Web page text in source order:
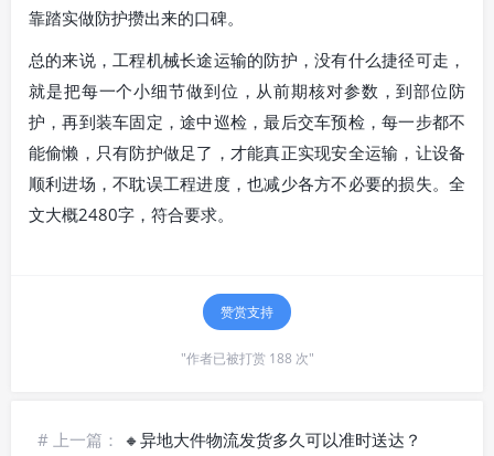
靠踏实做防护攒出来的口碑。
总的来说，工程机械长途运输的防护，没有什么捷径可走，
就是把每一个小细节做到位，从前期核对参数，到部位防
护，再到装车固定，途中巡检，最后交车预检，每一步都不
能偷懒，只有防护做足了，才能真正实现安全运输，让设备
顺利进场，不耽误工程进度，也减少各方不必要的损失。全
文大概2480字，符合要求。
赞赏支持
"作者已被打赏 188 次"
# 上一篇： 🔸异地大件物流发货多久可以准时送达？